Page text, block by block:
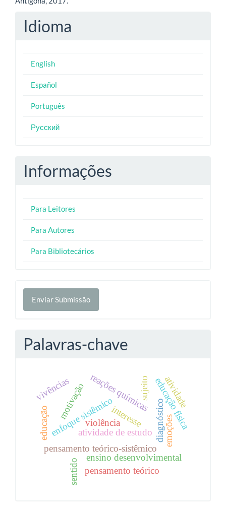
Idioma
English
Español
Português
Русский
Informações
Para Leitores
Para Autores
Para Bibliotecários
Enviar
Submissão
Enviar Submissão
Palavras-chave
pensamento teórico-sistêmico
enfoque sistêmico diagnóstico
reações químicaseducação física
ensino desenvolvimental
atividade de estudo
sujeito
motivação interesse
sentido
emoções
atividade
pensamento teórico
educação
vivências
violência